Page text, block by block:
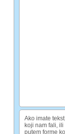
Ako imate
koji nam fali,
putem forme